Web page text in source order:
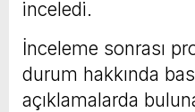
inceledi.
İnceleme sonrası
durum hakkında
açıklamalarda